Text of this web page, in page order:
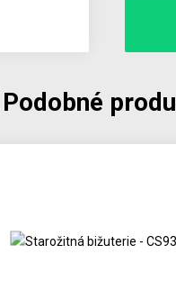
Podobné